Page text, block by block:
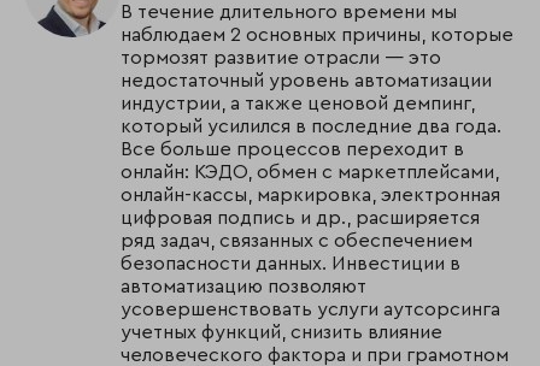
В течение длительного времени мы
наблюдаем 2 основных причины, которые
тормозят развитие отрасли — это
недостаточный уровень автоматизации
индустрии, а также ценовой демпинг,
который усилился в последние два года.
Все больше процессов переходит в
онлайн: КЭДО, обмен с маркетплейсами,
онлайн-кассы, маркировка, электронная
цифровая подпись и др., расширяется
ряд задач, связанных с обеспечением
безопасности данных. Инвестиции в
автоматизацию позволяют
усовершенствовать услуги аутсорсинга
учетных функций, снизить влияние
человеческого фактора и при грамотном